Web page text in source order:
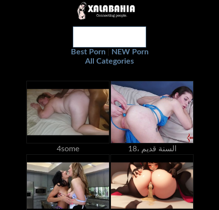
Best Porn
NEW Porn
All Categories
4some 18، السنة قديم